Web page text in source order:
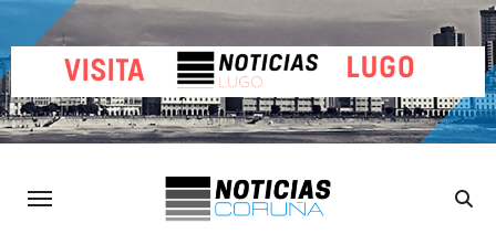
al
contenido